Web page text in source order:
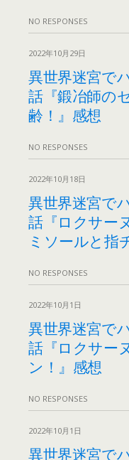
NO RESPONSES
2022年10月29日
異世界迷宮で
話『鍛冶師の
齢！』感想
NO RESPONSES
2022年10月18日
異世界迷宮で
話『ロクサー
ミソールと指
NO RESPONSES
2022年10月1日
異世界迷宮で
話『ロクサー
ン！』感想
NO RESPONSES
2022年10月1日
異世界迷宮で